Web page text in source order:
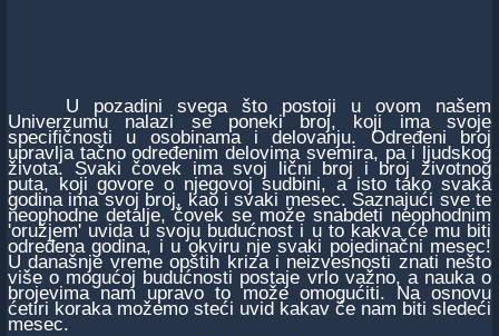
U pozadini svega što postoji u ovom našem
Univerzumu nalazi se poneki broj, koji ima svoje
specifičnosti u osobinama i delovanju. Određeni broj
upravlja tačno određenim delovima svemira, pa i ljudskog
života. Svaki čovek ima svoj lični broj i broj životnog
puta, koji govore o njegovoj sudbini, a isto tako svaka
godina ima svoj broj, kao i svaki mesec. Saznajući sve te
neophodne detalje, čovek se može snabdeti neophodnim
'oružjem' uvida u svoju budućnost i u to kakva će mu biti
određena godina, i u okviru nje svaki pojedinačni mesec!
U današnje vreme opštih kriza i neizvesnosti znati nešto
više o mogućoj budućnosti postaje vrlo važno, a nauka o
brojevima nam upravo to može omogućiti. Na osnovu
ćetiri koraka možemo steći uvid kakav će nam biti sledeći
mesec.